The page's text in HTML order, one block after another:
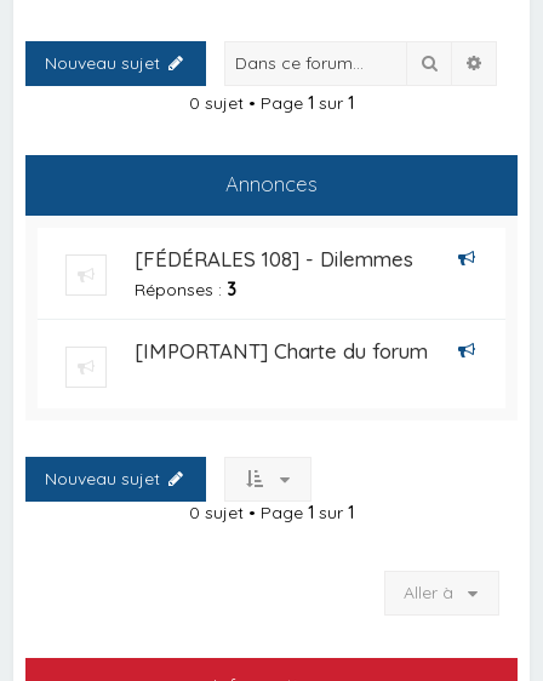
Nouveau sujet Rechercher
0 sujet • Page 1 sur 1
Annonces
[FÉDÉRALES 108] - Dilemmes
Réponses : 3
[IMPORTANT] Charte du forum
Nouveau sujet
0 sujet • Page 1 sur 1
Aller à